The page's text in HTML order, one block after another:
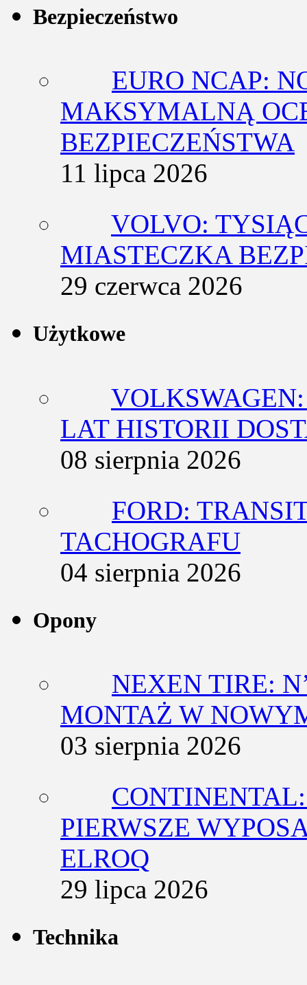
Bezpieczeństwo
EURO NCAP:
MAKSYMALNĄ
BEZPIECZEŃSTWA
11 lipca 2026
VOLVO:
MIASTECZKA
29 czerwca 2026
Użytkowe
LAT HISTORII
08 sierpnia 2026
FORD:
TACHOGRAFU
04 sierpnia 2026
Opony
NEXEN TIRE:
MONTAŻ W
03 sierpnia 2026
PIERWSZE
ELROQ
29 lipca 2026
Technika